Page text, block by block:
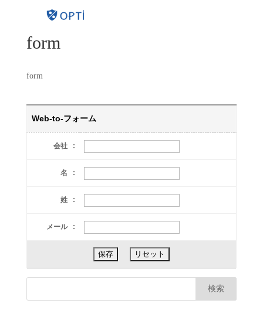
form
form
Web-to-フォーム
会社 :
名 :
姓 :
メール :